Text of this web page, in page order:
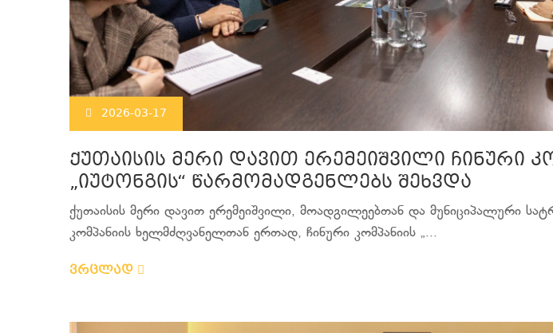
2026-03-17
ქუთაისის მერი დავით ერემეიშვილი ჩინური
„იუტონგის“ წარმომადგენლებს შეხვდა
ქუთაისის მერი დავით ერემეიშვილი, მოადგილეებთან და მუნიციპალური
კომპანიის ხელმძღვანელთან ერთად, ჩინური კომპანიის „...
ვრცლად